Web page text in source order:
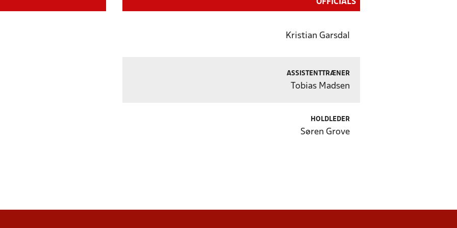
OFFICIALS
Kristian Garsdal
ASSISTENTTRÆNER
Tobias Madsen
HOLDLEDER
Søren Grove